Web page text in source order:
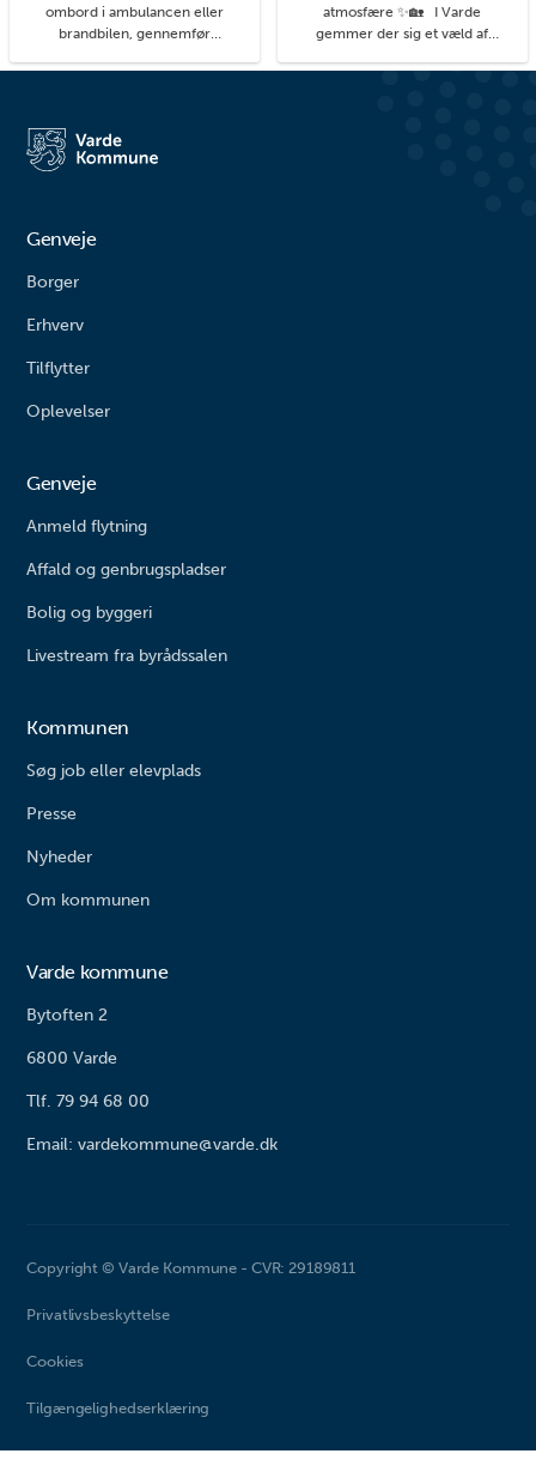
ombord i ambulancen eller
brandbilen, gennemfør
du kan. På legepladsen i
større børn. Her finder du alt fra
vipper og klatrestativ til
atmosfære ✨🏡 I Varde
gemmer der sig et væld af
detaljer, du kan få øje på, når du
Genveje
Borger
Erhverv
Tilflytter
Oplevelser
Genveje
Anmeld flytning
Affald og genbrugspladser
Bolig og byggeri
Livestream fra byrådssalen
Kommunen
Søg job eller elevplads
Presse
Nyheder
Om kommunen
Varde kommune
Bytoften 2
6800 Varde
Tlf. 79 94 68 00
Email: vardekommune@varde.dk
Copyright © Varde Kommune - CVR: 29189811
Privatlivsbeskyttelse
Cookies
Tilgængelighedserklæring